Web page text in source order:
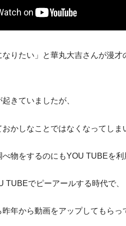
なりたい」と華丸大吉さんが漫
きていましたが、
かしなことではなくなってしま
物をするのにもYOU TUBEを利
TUBEでピーアールする時代で、
年から動画をアップしてもらっ